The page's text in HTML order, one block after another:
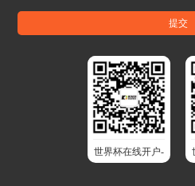
世界杯在线开户-